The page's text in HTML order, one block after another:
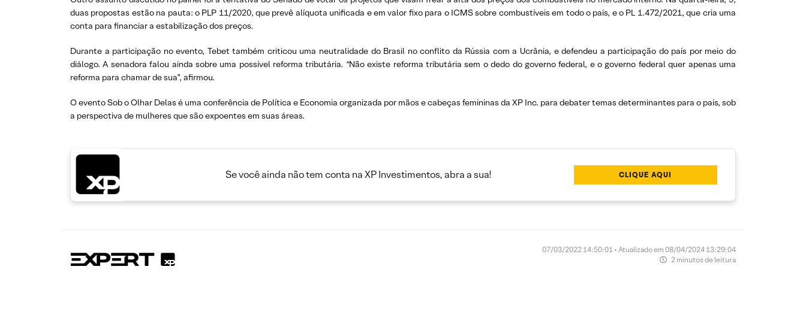
duas propostas estão na pauta: o PLP 11/2020, que prevê alíquota unificada e em valor fixo para o ICMS sobre combustíveis em todo o país, e o PL 1.472/2021, que cria uma
conta para financiar a estabilização dos preços.
Durante a participação no evento, Tebet também criticou uma neutralidade do Brasil no conflito da Rússia com a Ucrânia, e defendeu a participação do país por meio do
diálogo. A senadora falou ainda sobre uma possível reforma tributária. “Não existe reforma tributária sem o dedo do governo federal, e o governo federal quer apenas uma
reforma para chamar de sua”, afirmou.
O evento Sob o Olhar Delas é uma conferência de Política e Economia organizada por mãos e cabeças femininas da XP Inc. para debater temas determinantes para o país, sob
a perspectiva de mulheres que são expoentes em suas áreas.
Se você ainda não tem conta na XP Investimentos, abra a sua! CLIQUE AQUI
07/03/2022 14:50:01 • Atualizado em 08/04/2024 13:29:04
2 minutos de leitura